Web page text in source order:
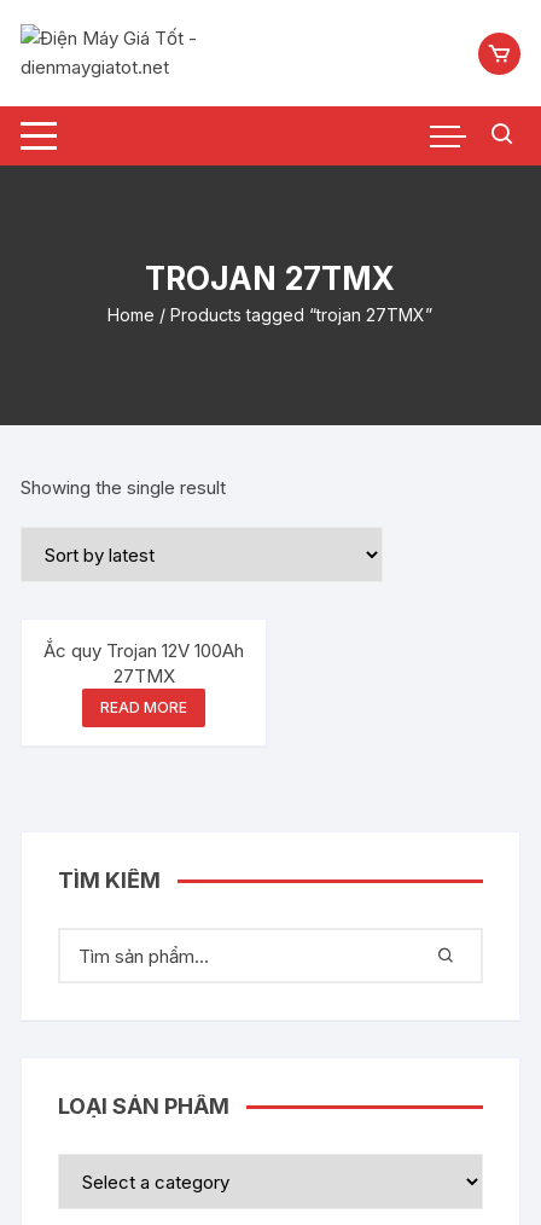
nội
TROJAN 27TMX
Home / Products tagged “trojan 27TMX”
Showing the single result
Ắc quy Trojan 12V 100Ah
27TMX
READ MORE
TÌM KIẾM
LOẠI SẢN PHẨM